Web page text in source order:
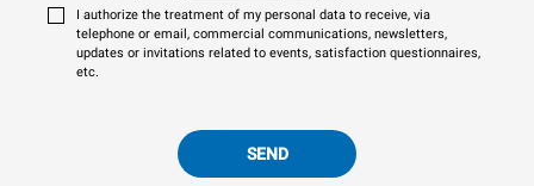
I authorize the treatment of my personal data to receive, via
telephone or email, commercial communications, newsletters,
updates or invitations related to events, satisfaction questionnaires,
etc.
SEND